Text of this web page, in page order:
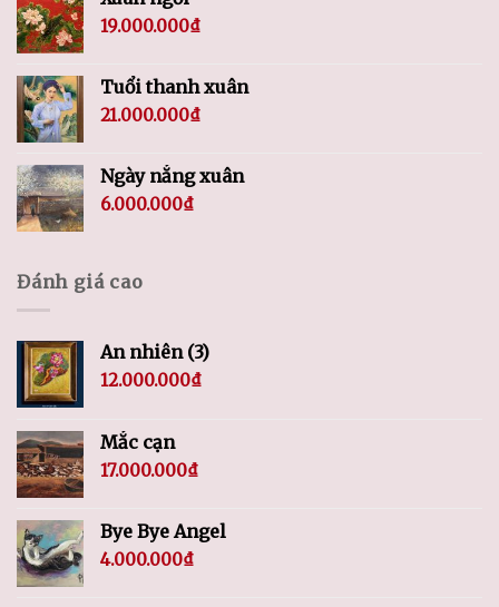
19.000.000₫
Tuổi thanh xuân
21.000.000₫
Ngày nắng xuân
6.000.000₫
Đánh giá cao
An nhiên (3)
12.000.000₫
Mắc cạn
17.000.000₫
Bye Bye Angel
4.000.000₫